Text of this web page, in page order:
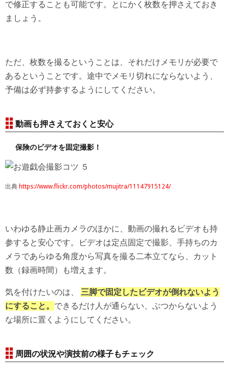
で修正することも可能です。とにかく枚数を押さえておき
ましょう。
ただ、枚数を撮るということは、それだけメモリが必要で
あるということです。途中でメモリ切れにならないよう、
予備は必ず持参するようにしてください。
動画も押さえておくと安心
保険のビデオを固定撮影！
出典 https://www.flickr.com/photos/mujitra/11147915124/
いわゆる静止画カメラのほかに、動画の撮れるビデオも持
参すると安心です。ビデオは定点固定で撮影、手持ちのカ
メラであらゆる角度から写真を撮る二本立てなら、カット
数（録画時間）も増えます。
気を付けたいのは、 三脚で固定したビデオが倒れないよう
にすること。 できるだけ人が通らない、ぶつからないよう
な場所に置くようにしてください。
周囲の状況や演技前の様子もチェック